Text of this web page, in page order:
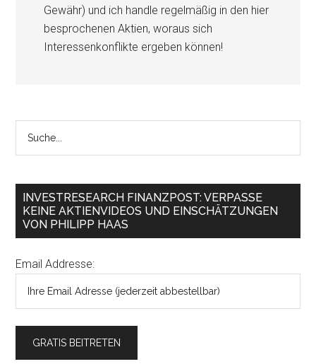
Gewähr) und ich handle regelmäßig in den hier
besprochenen Aktien, woraus sich
Interessenkonflikte ergeben können!
INVESTRESEARCH FINANZPOST: VERPASSE
KEINE AKTIENVIDEOS UND EINSCHÄTZUNGEN
VON PHILIPP HAAS
Email Addresse: